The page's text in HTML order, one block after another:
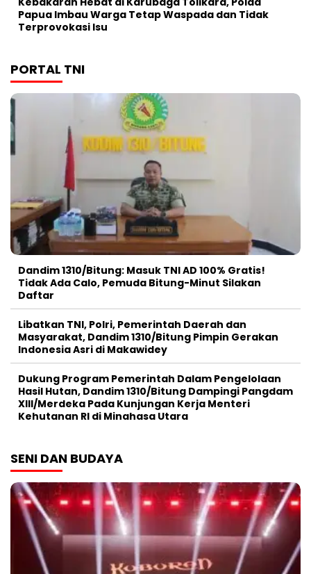
Papua Imbau Warga Tetap Waspada dan Tidak
Terprovokasi Isu
PORTAL TNI
Dandim 1310/Bitung: Masuk TNI AD 100% Gratis!
Tidak Ada Calo, Pemuda Bitung-Minut Silakan
Daftar
Libatkan TNI, Polri, Pemerintah Daerah dan
Masyarakat, Dandim 1310/Bitung Pimpin Gerakan
Indonesia Asri di Makawidey
Dukung Program Pemerintah Dalam Pengelolaan
Hasil Hutan, Dandim 1310/Bitung Dampingi Pangdam
XIII/Merdeka Pada Kunjungan Kerja Menteri
Kehutanan RI di Minahasa Utara
SENI DAN BUDAYA